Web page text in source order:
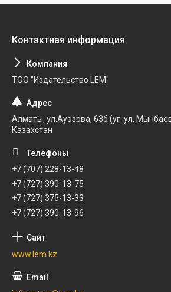
ТОО "Издательство LEM"
Алматы, ул.Ауэзова, 63б (уг. ул.
Казахстан
+7 (707) 228-13-48
+7 (727) 390-13-75
+7 (727) 375-13-33
+7 (727) 390-13-96
www.lem.kz